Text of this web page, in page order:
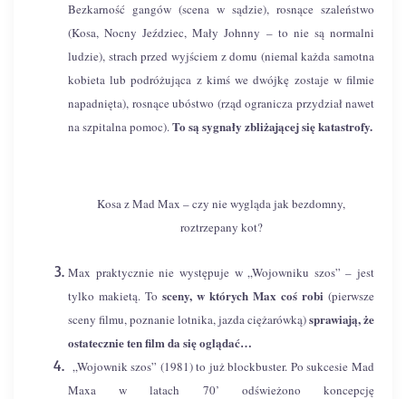
Bezkarność gangów (scena w sądzie), rosnące szaleństwo
(Kosa, Nocny Jeździec, Mały Johnny – to nie są normalni
ludzie), strach przed wyjściem z domu (niemal każda samotna
kobieta lub podróżująca z kimś we dwójkę zostaje w filmie
napadnięta), rosnące ubóstwo (rząd ogranicza przydział nawet
na szpitalna pomoc).To są sygnały zbliżającej się katastrofy.
Kosa z Mad Max – czy nie wygląda jak bezdomny,
roztrzepany kot?
Max praktycznie nie występuje w „Wojowniku szos” – jest
tylko makietą. To sceny, w których Max coś robi (pierwsze
sceny filmu, poznanie lotnika, jazda ciężarówką)sprawiają, że
ostatecznie ten film da się oglądać…
„Wojownik szos” (1981) to już blockbuster. Po sukcesie Mad
Maxa w latach 70’ odświeżono koncepcję